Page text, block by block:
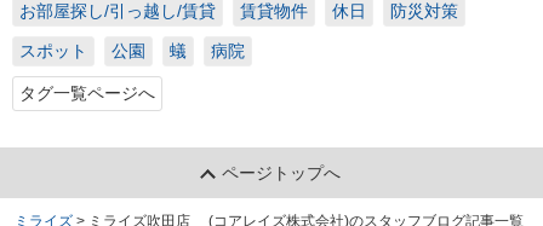
お部屋探し/引っ越し/賃貸 賃貸物件 休日 防災対策
スポット 公園 蟻 病院
タグ一覧ページへ
ページトップへ
ミライズ > ミライズ吹田店 (コアレイズ株式会社)のスタッフブログ記事一覧